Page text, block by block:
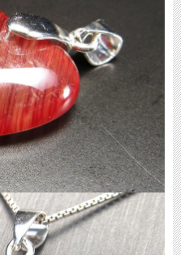
部分やクラックなどがある場合があり
。 また出来る限り自然な色みになる
ディスプレイ環境によって表示される
ください。
は今回仕入の品を現品撮影していま
ー厳選 プレゼント ギフト メンズ レデ
サイズ直し コムローズ comrose